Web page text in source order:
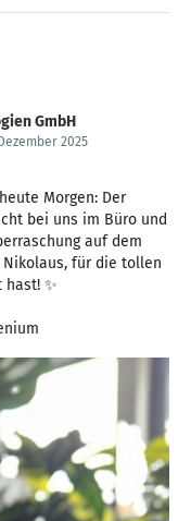
GmbH
2025
Morgen: Der
bei uns im Büro und
auf dem
für die tollen
✨